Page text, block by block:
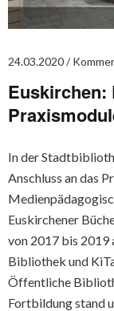
24.03.2020
Euskirchen:
In der
Anschluss an das
Euskirchener
von 2017 bis 2019
Bibliothek und
Öffentliche
Fortbildung stand